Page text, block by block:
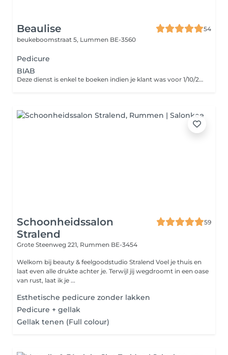
Beaulise
54
beukeboomstraat 5, Lummen BE-3560
Pedicure
BIAB
Deze dienst is enkel te boeken indien je klant was voor 1/10/2024
Schoonheidssalon
Stralend
59
Grote Steenweg 221, Rummen BE-3454
Welkom bij beauty & feelgoodstudio Stralend Voel je thuis en
laat even alle drukte achter je. Terwijl jij wegdroomt in een oase
van rust, laat ik je ...
Esthetische pedicure zonder lakken
Pedicure + gellak
Gellak tenen (Full colour)